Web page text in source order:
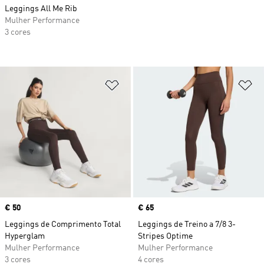
Adicionar à Lista de Desejos
Price
€ 50
Leggings de Comprimento Total
Hyperglam
Mulher Performance
3 cores
Price
€ 65
Leggings de Treino a 7/8 3-
Stripes Optime
Mulher Performance
4 cores
Leggings All Me Rib
Mulher Performance
3 cores